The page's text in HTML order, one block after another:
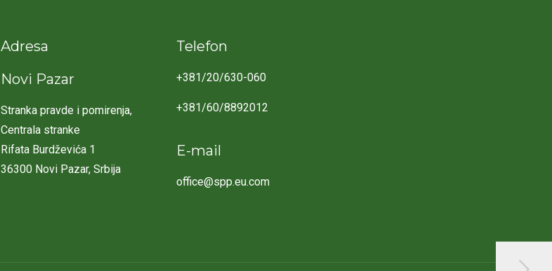
Adresa
Novi Pazar
Stranka pravde i pomirenja,
Centrala stranke
Rifata Burdževića 1
36300 Novi Pazar, Srbija
Telefon
+381/20/630-060
+381/60/8892012
E-mail
office@spp.eu.com